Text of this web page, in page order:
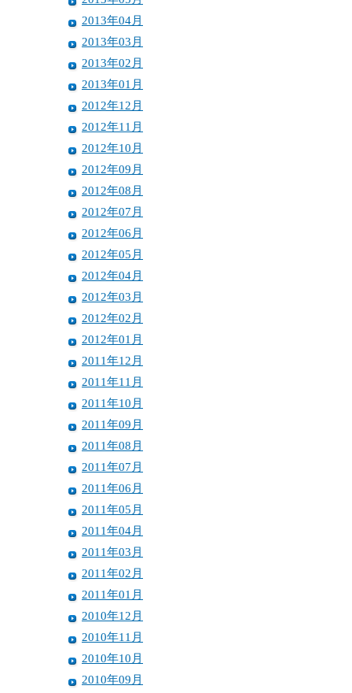
2013年04月
2013年03月
2013年02月
2013年01月
2012年12月
2012年11月
2012年10月
2012年09月
2012年08月
2012年07月
2012年06月
2012年05月
2012年04月
2012年03月
2012年02月
2012年01月
2011年12月
2011年11月
2011年10月
2011年09月
2011年08月
2011年07月
2011年06月
2011年05月
2011年04月
2011年03月
2011年02月
2011年01月
2010年12月
2010年11月
2010年10月
2010年09月